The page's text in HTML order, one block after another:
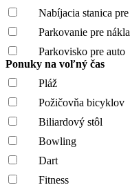
Nabíjacia stanica
Parkovanie pre
Parkovisko pre auto
Ponuky na voľný čas
Pláž
Požičovňa bicyklov
Biliardový stôl
Bowling
Dart
Fitness